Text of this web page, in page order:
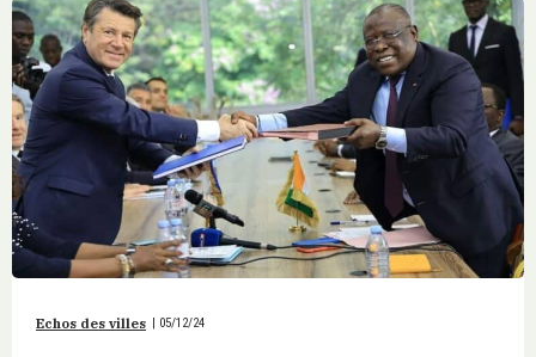
Echos des villes 05/12/24